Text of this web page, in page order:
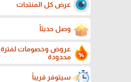
عرض كل المنتجات
وصل حديثاً
عروض وخصومات لفترة
محدودة
سيتوفر قريباً